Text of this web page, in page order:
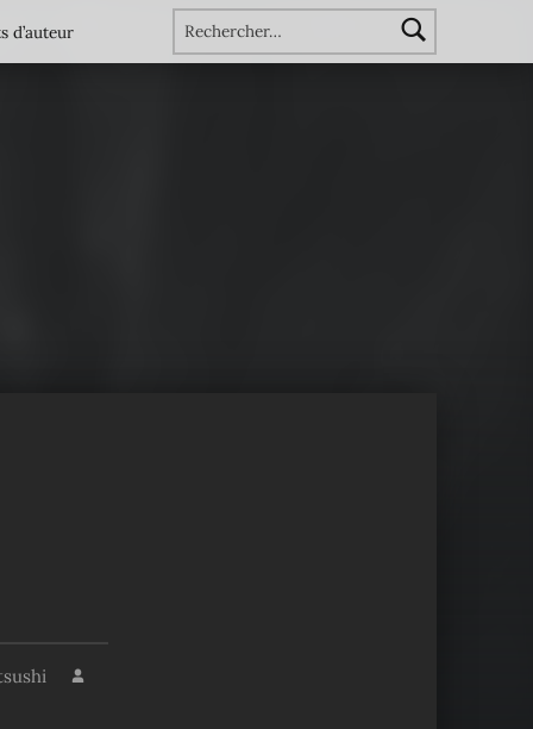
Rechercher :
d’auteur